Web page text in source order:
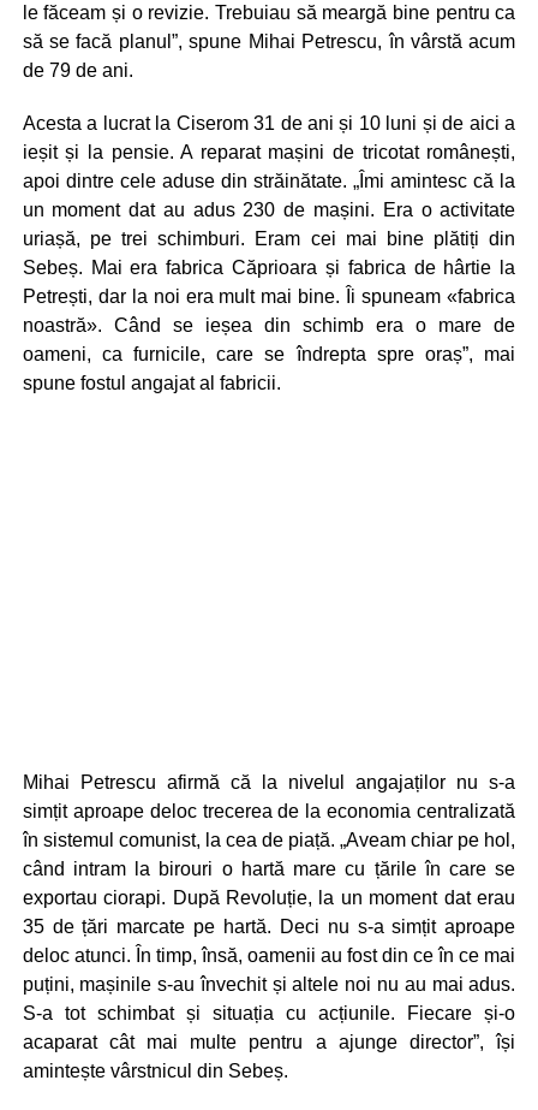
le făceam și o revizie. Trebuiau să meargă bine pentru ca
să se facă planul”, spune Mihai Petrescu, în vârstă acum
de 79 de ani.
Acesta a lucrat la Ciserom 31 de ani și 10 luni și de aici a
ieșit și la pensie. A reparat mașini de tricotat românești,
apoi dintre cele aduse din străinătate. „Îmi amintesc că la
un moment dat au adus 230 de mașini. Era o activitate
uriașă, pe trei schimburi. Eram cei mai bine plătiți din
Sebeș. Mai era fabrica Căprioara și fabrica de hârtie la
Petrești, dar la noi era mult mai bine. Îi spuneam «fabrica
noastră». Când se ieșea din schimb era o mare de
oameni, ca furnicile, care se îndrepta spre oraș”, mai
spune fostul angajat al fabricii.
Mihai Petrescu afirmă că la nivelul angajaților nu s-a
simțit aproape deloc trecerea de la economia centralizată
în sistemul comunist, la cea de piață. „Aveam chiar pe hol,
când intram la birouri o hartă mare cu țările în care se
exportau ciorapi. După Revoluție, la un moment dat erau
35 de țări marcate pe hartă. Deci nu s-a simțit aproape
deloc atunci. În timp, însă, oamenii au fost din ce în ce mai
puțini, mașinile s-au învechit și altele noi nu au mai adus.
S-a tot schimbat și situația cu acțiunile. Fiecare și-o
acaparat cât mai multe pentru a ajunge director”, își
amintește vârstnicul din Sebeș.